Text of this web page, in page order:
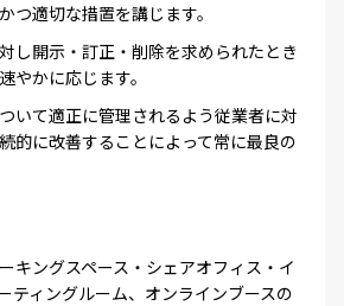
つ適切な措置を講じます。
し開示・訂正・削除を求められたとき
やかに応じます。
いて適正に管理されるよう従業者に対
的に改善することによって常に最良の
キングスペース・シェアオフィス・イ
ティングルーム、オンラインブースの